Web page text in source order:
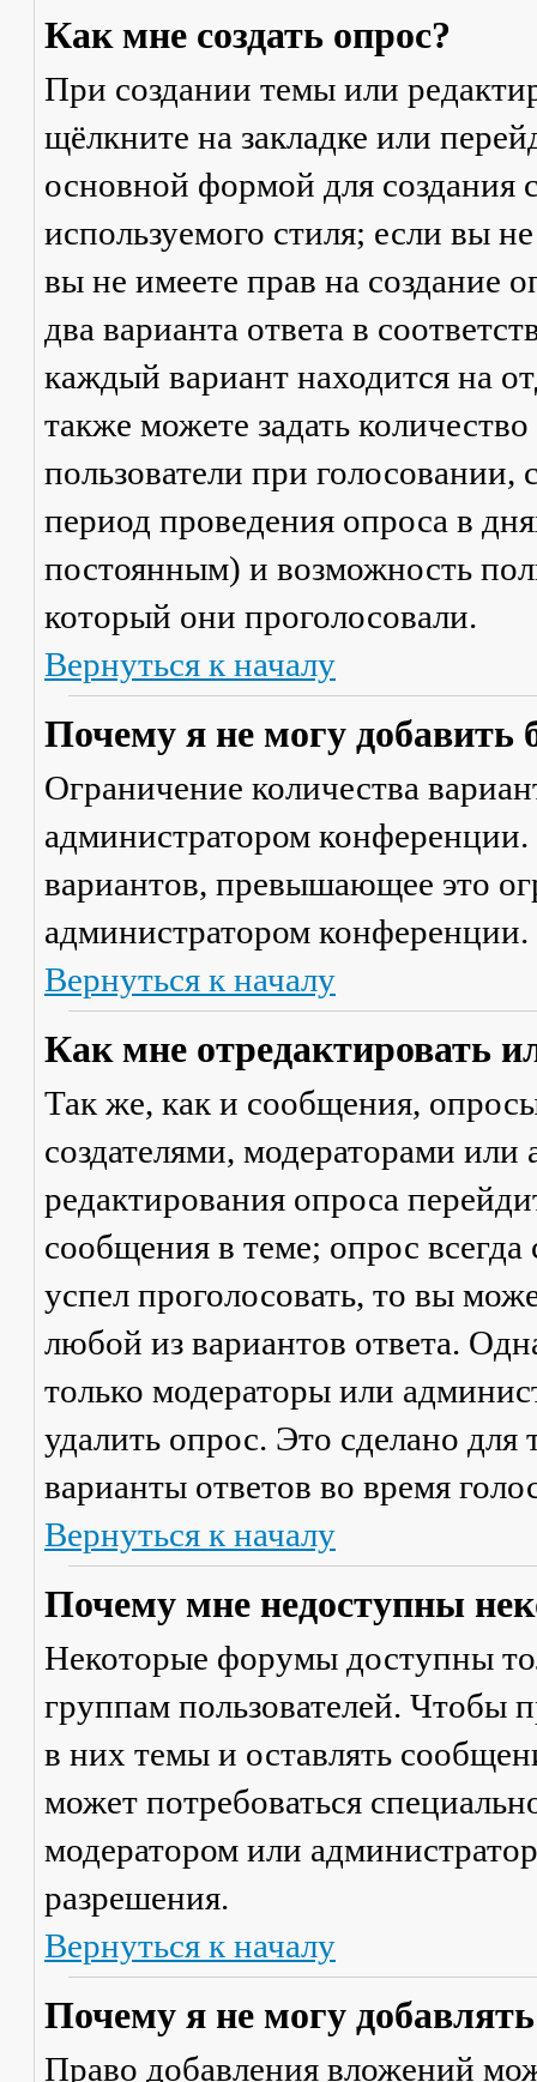
Как мне создать опрос?
При создании темы или
щёлкните на закладке или
основной формой для создания
используемого стиля; если вы
вы не имеете прав на создание
два варианта ответа в
каждый вариант находится на
также можете задать
пользователи при
период проведения опроса в
постоянным) и возможность
который они проголосовали.
Вернуться к началу
Почему я не могу добавить
Ограничение количества
администратором
вариантов, превышающее это
администратором конференции.
Вернуться к началу
Как мне отредактировать
Так же, как и сообщения,
создателями, модераторами
редактирования опроса
сообщения в теме; опрос
успел проголосовать, то вы
любой из вариантов ответа.
только модераторы или
удалить опрос. Это сделано для
варианты ответов во время
Вернуться к началу
Почему мне недоступны
Некоторые форумы доступны
группам пользователей. Чтобы
в них темы и оставлять
может потребоваться
модератором или
разрешения.
Вернуться к началу
Почему я не могу
Право добавления вложений